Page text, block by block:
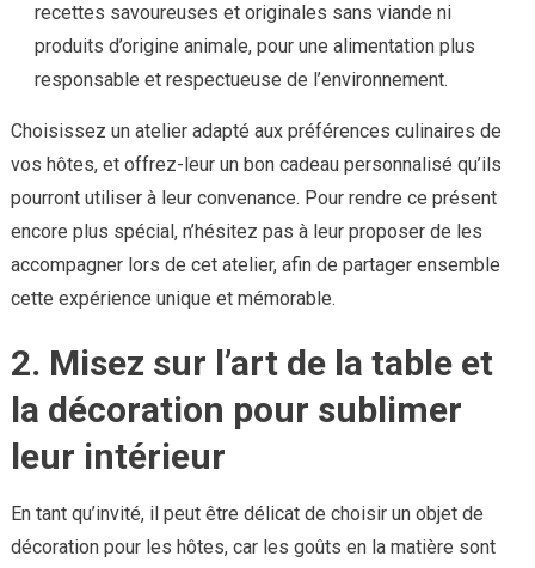
recettes savoureuses et originales sans viande ni
produits d’origine animale, pour une alimentation plus
responsable et respectueuse de l’environnement.
Choisissez un atelier adapté aux préférences culinaires de
vos hôtes, et offrez-leur un bon cadeau personnalisé qu’ils
pourront utiliser à leur convenance. Pour rendre ce présent
encore plus spécial, n’hésitez pas à leur proposer de les
accompagner lors de cet atelier, afin de partager ensemble
cette expérience unique et mémorable.
2. Misez sur l’art de la table et
la décoration pour sublimer
leur intérieur
En tant qu’invité, il peut être délicat de choisir un objet de
décoration pour les hôtes, car les goûts en la matière sont